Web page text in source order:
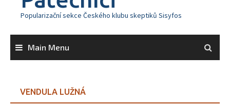
Popularizační sekce Českého klubu skeptiků Sisyfos
Main Menu
VENDULA LUŽNÁ